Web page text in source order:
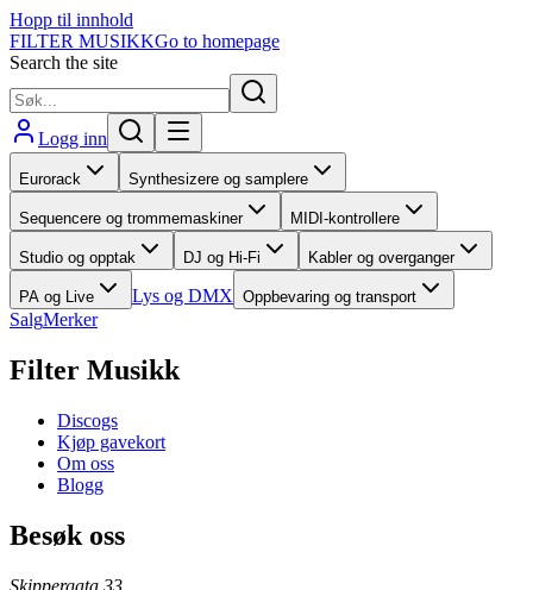
Hopp til innhold
FILTER MUSIKKGo to homepage
Search the site
Logg inn
Eurorack Synthesizere og samplere
Sequencere og trommemaskiner MIDI-kontrollere
Studio og opptak DJ og Hi-Fi Kabler og overganger
PA og Live Lys og DMX Oppbevaring og transport
SalgMerker
Filter Musikk
Discogs
Kjøp gavekort
Om oss
Blogg
Besøk oss
Skippergata 33,